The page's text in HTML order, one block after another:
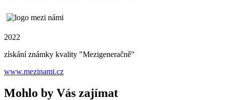
2022
získání známky kvality "Mezigeneračně"
www.mezinami.cz
Mohlo by Vás zajímat